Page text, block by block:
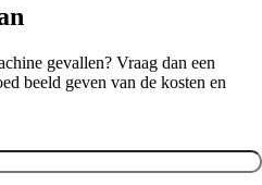
gevallen? Vraag dan een
beeld geven van de kosten en